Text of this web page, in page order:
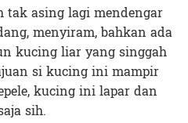
tak asing lagi mendengar
menyiram, bahkan ada
kucing liar yang singgah
si kucing ini mampir
kucing ini lapar dan
sih.